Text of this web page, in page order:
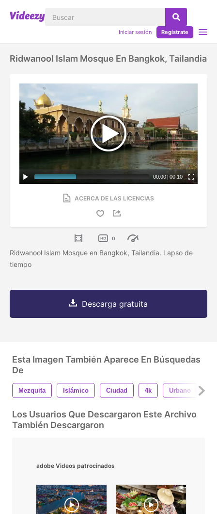
Iniciar sesión Regístrate
Ridwanool Islam Mosque En Bangkok, Tailandia
00:00 | 00:10
ACERCA DE LAS LICENCIAS
0
Ridwanool Islam Mosque en Bangkok, Tailandia. Lapso de
tiempo
Descarga gratuita
Esta Imagen También Aparece En Búsquedas
De
Mezquita Islámico Ciudad 4k Urbano
Los Usuarios Que Descargaron Este Archivo
También Descargaron
adobe Videos patrocinados